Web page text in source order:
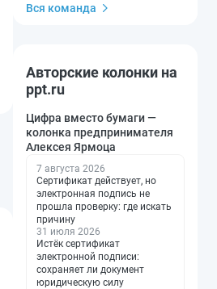
Вся команда
Авторские колонки на
ppt.ru
Цифра вместо бумаги —
колонка предпринимателя
Алексея Ярмоца
7 августа 2026
Сертификат действует, но
электронная подпись не
прошла проверку: где искать
причину
31 июля 2026
Истёк сертификат
электронной подписи:
сохраняет ли документ
юридическую силу